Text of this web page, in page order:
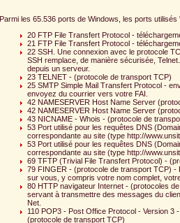
Parmi les 65.536 ports de Windows, les ports
20 FTP File Transfert Protocol -
21 FTP File Transfert Protocol -
22 SSH. Une connexion avec le protocole
SSH remplace, de manière sécurisée,
depuis un serveur.
23 TELNET - (protocole de transport TCP)
25 SMTP Simple Mail Transfert Protocol -
envoyez du courrier vers votre FAI.
42 NAMESERVER Host Name Server
42 NAMESERVER Host Name Server
43 NICNAME - Whois - (protocole de
53 Port utilisé pour les requêtes DNS
correspondante au site (type http://
53 Port utilisé pour les requêtes DNS
correspondante au site (type http://
69 TFTP (Trivial File Transfert Protocol) -
79 FINGER - (protocole de transport TCP) -
sur vous, y compris votre nom complet,
80 HTTP navigateur Internet - (protocoles
servant à transmettre des messages du
Net.
110 POP3 - Post Office Protocol - Version
(protocole de transport TCP)